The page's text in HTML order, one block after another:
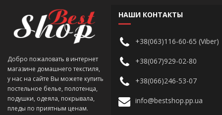
Добро пожаловать в интернет
магазине домашнего текстиля,
у нас на сайте Вы можете купить
постельное белье, полотенца,
подушки, одеяла, покрывала,
пледы по приятным ценам.
НАШИ КОНТАКТЫ
+38(063)116-60-65 (Viber)
+38(067)929-02-80
+38(066)246-53-07
info@bestshop.pp.ua